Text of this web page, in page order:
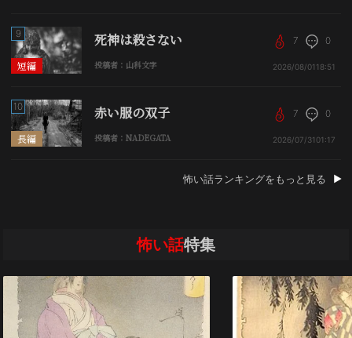
短編
9 死神は殺さない
投稿者：山科文字
7 0
2026/08/01 18:51
長編
10 赤い服の双子
投稿者：NADEGATA
7 0
2026/07/31 01:17
怖い話ランキングをもっと見る
怖い話特集